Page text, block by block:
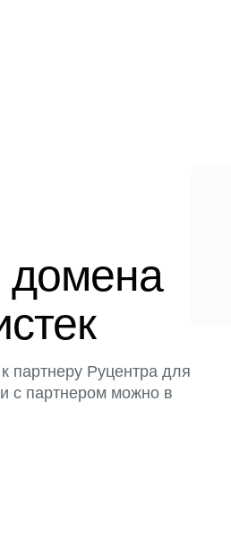
домена
партнеру Руцентра для
с партнером можно в